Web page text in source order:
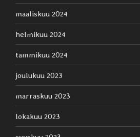
maaliskuu 2024
helmikuu 2024
tammikuu 2024
joulukuu 2023
marraskuu 2023
lokakuu 2023